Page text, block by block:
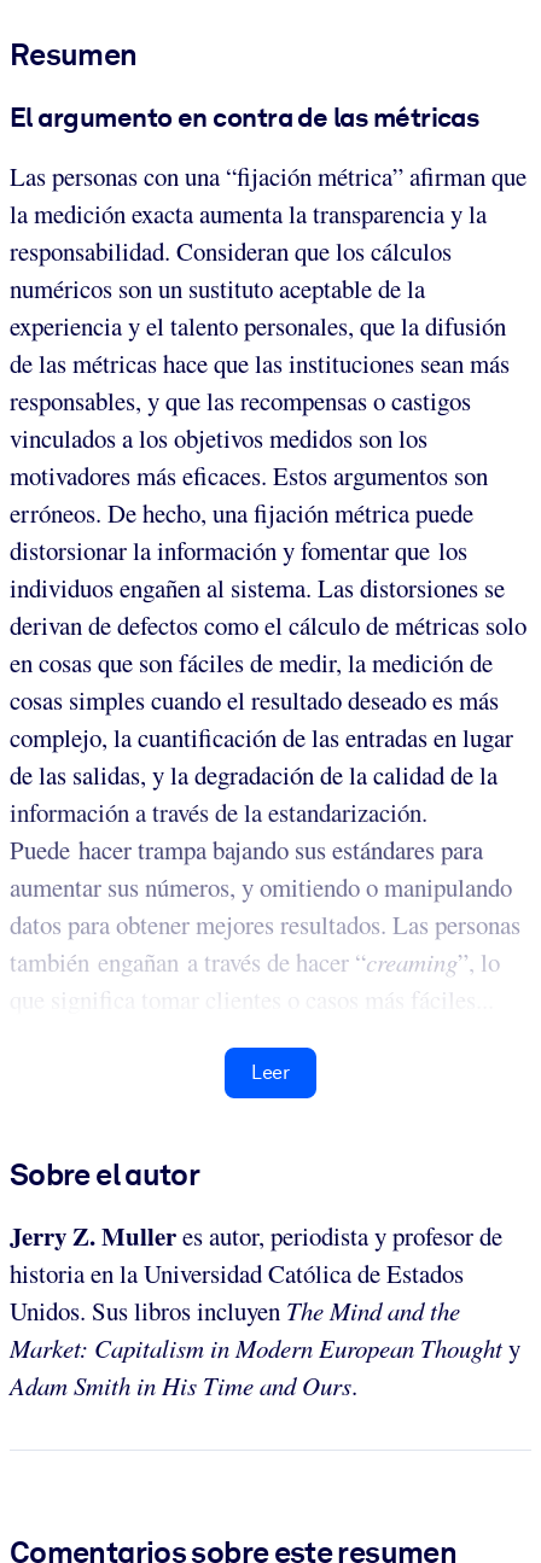
Resumen
El argumento en contra de las métricas
Las personas con una “fijación métrica” afirman que
la medición exacta aumenta la transparencia y la
responsabilidad. Consideran que los cálculos
numéricos son un sustituto aceptable de la
experiencia y el talento personales, que la difusión
de las métricas hace que las instituciones sean más
responsables, y que las recompensas o castigos
vinculados a los objetivos medidos son los
motivadores más eficaces. Estos argumentos son
erróneos. De hecho, una fijación métrica puede
distorsionar la información y fomentar que los
individuos engañen al sistema. Las distorsiones se
derivan de defectos como el cálculo de métricas solo
en cosas que son fáciles de medir, la medición de
cosas simples cuando el resultado deseado es más
complejo, la cuantificación de las entradas en lugar
de las salidas, y la degradación de la calidad de la
información a través de la estandarización.
Puede hacer trampa bajando sus estándares para
aumentar sus números, y omitiendo o manipulando
datos para obtener mejores resultados. Las personas
también engañan a través de hacer “creaming”, lo
que significa tomar clientes o casos más fáciles...
Leer
Sobre el autor
Jerry Z. Mulleres autor, periodista y profesor de
historia en la Universidad Católica de Estados
Unidos. Sus libros incluyen The Mind and the
Market: Capitalism in Modern European Thoughty
Adam Smith in His Time and Ours.
Comentarios sobre este resumen